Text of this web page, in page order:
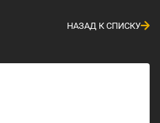
НАЗАД К СПИСКУ